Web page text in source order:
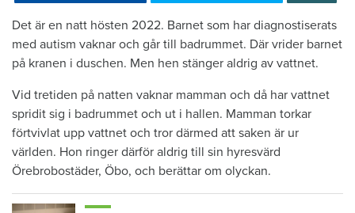
Det är en natt hösten 2022. Barnet som har diagnostiserats
med autism vaknar och går till badrummet. Där vrider barnet
på kranen i duschen. Men hen stänger aldrig av vattnet.
Vid tretiden på natten vaknar mamman och då har vattnet
spridit sig i badrummet och ut i hallen. Mamman torkar
förtvivlat upp vattnet och tror därmed att saken är ur
världen. Hon ringer därför aldrig till sin hyresvärd
Örebrobostäder, Öbo, och berättar om olyckan.